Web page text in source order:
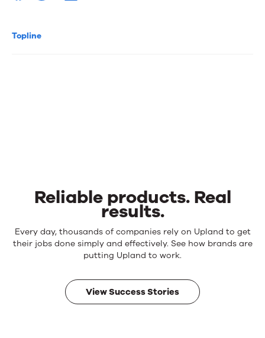
Topline
Reliable products. Real
results.
Reliable
products.
results.
Every day, thousands of companies rely on Upland to get
their jobs done simply and effectively. See how brands are
putting Upland to work.
View Success Stories